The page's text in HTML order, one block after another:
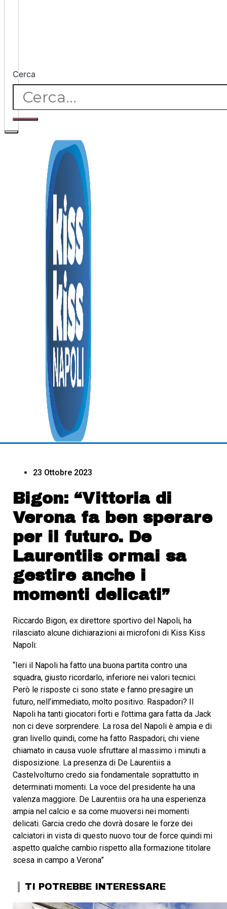
Cerca
23 Ottobre 2023
Bigon: “Vittoria di
Verona fa ben sperare
per il futuro. De
Laurentiis ormai sa
gestire anche i
momenti delicati”
Riccardo Bigon, ex direttore sportivo del Napoli, ha
rilasciato alcune dichiarazioni ai microfoni di Kiss Kiss
Napoli:
“Ieri il Napoli ha fatto una buona partita contro una
squadra, giusto ricordarlo, inferiore nei valori tecnici.
Però le risposte ci sono state e fanno presagire un
futuro, nell’immediato, molto positivo. Raspadori? Il
Napoli ha tanti giocatori forti e l’ottima gara fatta da Jack
non ci deve sorprendere. La rosa del Napoli è ampia e di
gran livello quindi, come ha fatto Raspadori, chi viene
chiamato in causa vuole sfruttare al massimo i minuti a
disposizione. La presenza di De Laurentiis a
Castelvolturno credo sia fondamentale soprattutto in
determinati momenti. La voce del presidente ha una
valenza maggiore. De Laurentiis ora ha una esperienza
ampia nel calcio e sa come muoversi nei momenti
delicati. Garcia credo che dovrà dosare le forze dei
calciatori in vista di questo nuovo tour de force quindi mi
aspetto qualche cambio rispetto alla formazione titolare
scesa in campo a Verona”
TI POTREBBE INTERESSARE